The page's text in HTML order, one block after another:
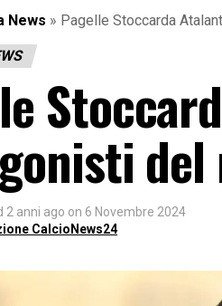
News » Pagelle Stoccarda
del
2 anni ago on 6 Novembre 2024
CalcioNews24